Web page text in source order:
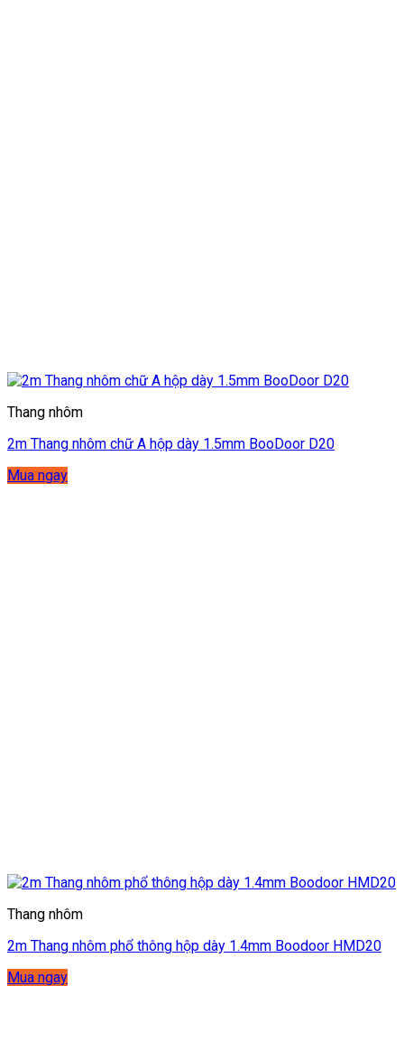
Thang nhôm
2m Thang nhôm chữ A hộp dày 1.5mm BooDoor D20
Mua ngay
Thang nhôm
2m Thang nhôm phổ thông hộp dày 1.4mm Boodoor HMD20
Mua ngay